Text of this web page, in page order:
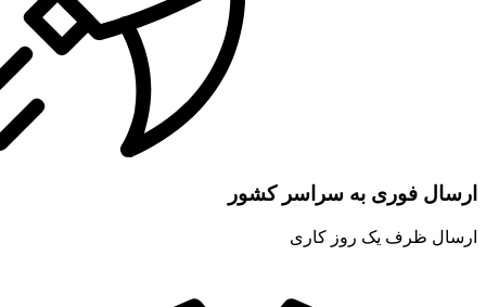
ارسال فوری به سراسر کشور
ارسال ظرف یک روز کاری